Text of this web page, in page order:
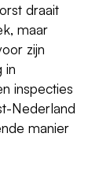
draait
maar
zijn
in
inspecties
Nederland
manier